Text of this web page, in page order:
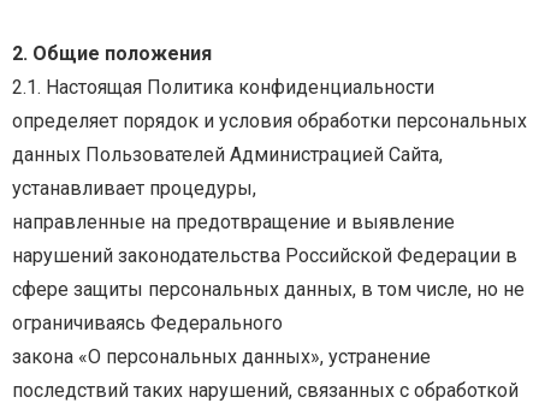
2. Общие положения
2.1. Настоящая Политика конфиденциальности
определяет порядок и условия обработки персональных
данных Пользователей Администрацией Сайта,
устанавливает процедуры,
направленные на предотвращение и выявление
нарушений законодательства Российской Федерации в
сфере защиты персональных данных, в том числе, но не
ограничиваясь Федерального
закона «О персональных данных», устранение
последствий таких нарушений, связанных с обработкой